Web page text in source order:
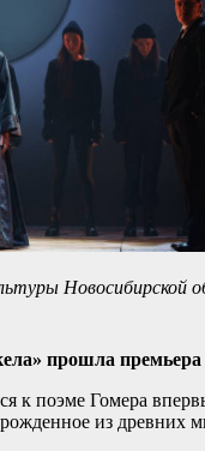
Новосибирской
прошла
к поэме Гомера
из